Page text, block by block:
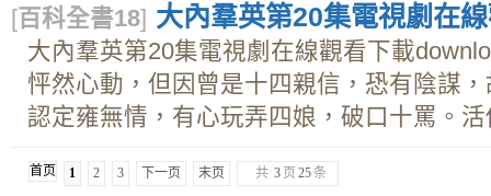
[百科全書18] 大內羣英第20集電視劇在
大內羣英第20集電視劇在線觀看下載
怦然心動，但因曾是十四親信，恐有陰謀
認定雍無情，有心玩弄四娘，破口十罵。
首页 1 2 3 下一页 末页 共 3 页 25 条